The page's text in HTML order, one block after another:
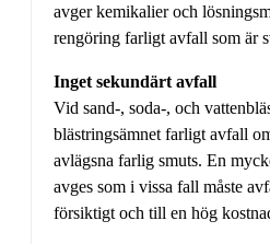
avger kemikalier och
rengöring farligt avfall som är
Inget sekundärt avfall
Vid sand-, soda-, och
blästringsämnet farligt avfall
avlägsna farlig smuts. En
avges som i vissa fall måste
försiktigt och till en hög